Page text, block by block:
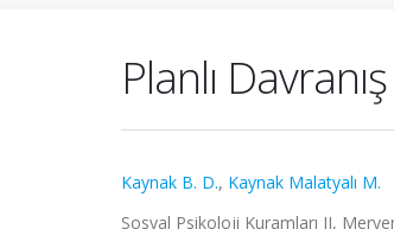
Planlı
Kaynak B. D., Kaynak Malatyalı M.
Sosyal Psikoloji Kuramları II,